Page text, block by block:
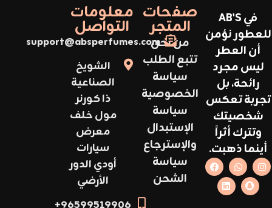
في AB'S
للعطور نؤمن
أن العطر
ليس مجرد
رائحة، بل
تجربة تعكس
شخصيتك
وتترك أثراً
أينما ذهبت.
صفحات
المتجر
من نحن
تتبع الطلب
سياسة
الخصوصية
سياسة
الإستبدال
والإسترجاع
سياسة
الشحن
معلومات
التواصل
support@absperfumes.com
الشويخ
الصناعية
ذا كورنر
مول خلف
معرض
سيارات
أودي الدور
الأرضي